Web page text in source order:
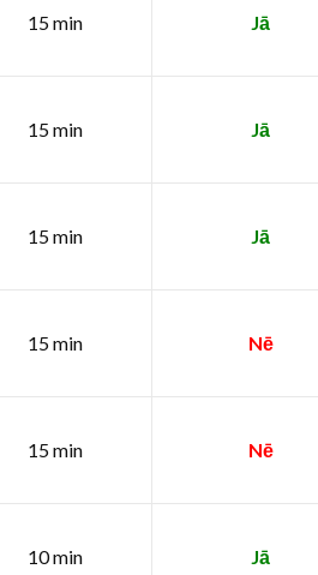
15 min Jā
15 min Jā
15 min Jā
15 min Nē
15 min Nē
10 min Jā